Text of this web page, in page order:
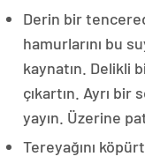
Derin bir
hamurlarını bu
kaynatın. Delikli
çıkartın. Ayrı bir
yayın. Üzerine
Tereyağını